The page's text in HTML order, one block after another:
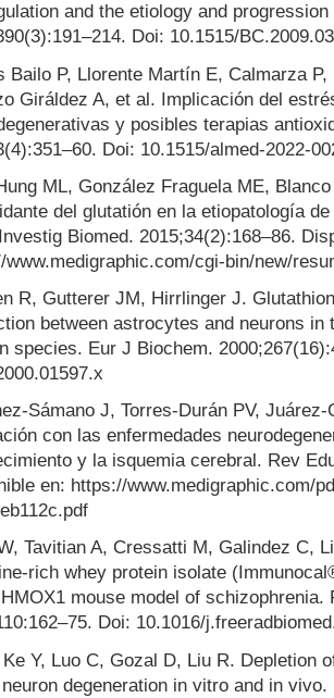
and the etiology and
Doi: 10.1515/
Bailo P, Llorente Martín E, Calmarza
Giráldez A, et al. Implicación del
y posibles terapias
Doi: 10.1515/almed-2022-
ML, González Fraguela ME,
del glutatión en la etiopatología
Biomed. 2015;34(2):168–86.
www.medigraphic.com/cgi-bin/new/
R, Gutterer JM, Hirrlinger J.
between astrocytes and neurons in
species. Eur J Biochem.
Sámano J, Torres-Durán PV,
con las enfermedades
y la isquemia cerebral. Rev
en: https://www.medigraphic.com/
Tavitian A, Cressatti M, Galindez C,
rich whey protein isolate
mouse model of schizophrenia.
Doi: 10.1016/
Y, Luo C, Gozal D, Liu R. Depletion
degeneration in vitro and in